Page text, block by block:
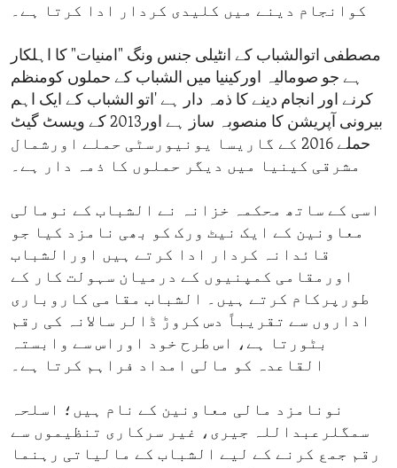
کوانجام دینے میں کلیدی کردار ادا کرتا ہے۔
مصطفی اتوالشباب کے انٹیلی جنس ونگ "امنیات" کا اہلکار
ہے جو صومالیہ اورکینیا میں الشباب کے حملوں کومنظم
کرنے اور انجام دینے کا ذمہ دار ہے 'اتو الشباب کے ایک اہم
بیرونی آپریشن کا منصوبہ ساز ہے اور2013 کے ویسٹ گیٹ
حملے 2016 کے گاریسا یونیورسٹی حملے اورشمال
مشرقی کینیا میں دیگر حملوں کا ذمہ دار ہے۔
اسی کے ساتھ محکمہ خزانہ نے الشباب کے نومالی
معاونین کے ایک نیٹ ورک کو بھی نامزد کیا جو
قائدانہ کردار ادا کرتے ہیں اورالشباب
اورمقامی کمپنیوں کے درمیان سہولت کار کے
طورپرکام کرتے ہیں۔ الشباب مقامی کاروباری
اداروں سے تقریباً دس کروڑ ڈالر سالانہ کی رقم
بٹورتا ہے، اس طرح خود اوراس سے وابستہ
القاعدہ کو مالی امداد فراہم کرتا ہے۔
نونامزد مالی معاونین کے نام ہیں؛ اسلحہ
سمگلرعبداللہ جیری، غیر سرکاری تنظیموں سے
رقم جمع کرنے کے لیے الشباب کے مالیاتی رہنما